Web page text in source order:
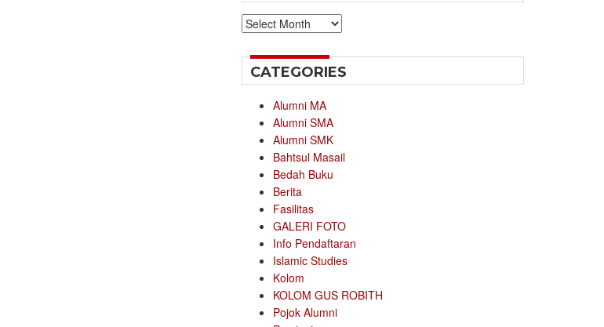
Archives
CATEGORIES
Alumni MA
Alumni SMA
Alumni SMK
Bahtsul Masail
Bedah Buku
Berita
Fasilitas
GALERI FOTO
Info Pendaftaran
Islamic Studies
Kolom
KOLOM GUS ROBITH
Pojok Alumni